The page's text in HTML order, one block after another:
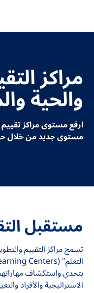
مراكز
والحية
ارفع مستوى مراكز
مستوى جديد من خلال
مستقبل
تسمح مراكز التقييم
بتحدي واستكشاف
الاستراتيجية والأفراد